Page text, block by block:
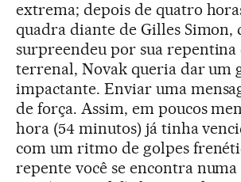
extrema; depois de quatro
quadra diante de Gilles Simon,
surpreendeu por sua repentina
terrenal, Novak queria dar um
impactante. Enviar uma
de força. Assim, em poucos
hora (54 minutos) já tinha
com um ritmo de golpes
repente você se encontra